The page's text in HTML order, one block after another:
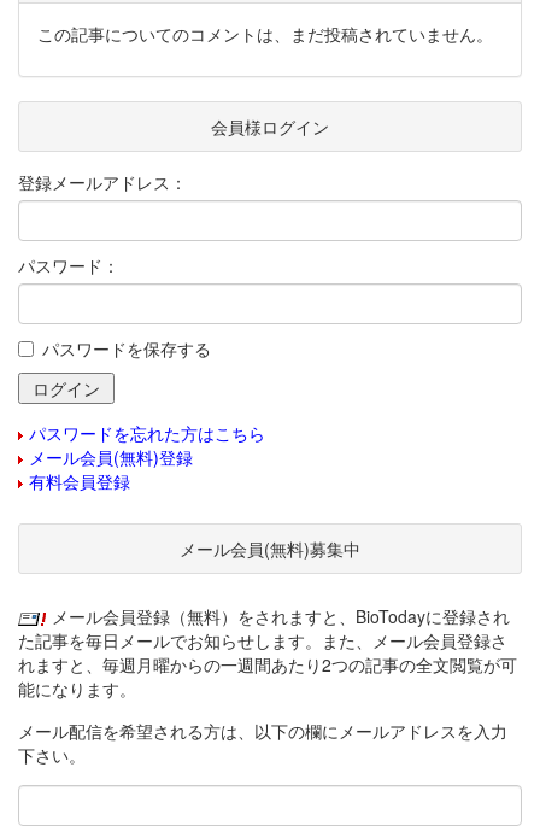
この記事についてのコメントは、まだ投稿されていません。
会員様ログイン
登録メールアドレス：
パスワード：
パスワードを保存する
パスワードを忘れた方はこちら
メール会員(無料)登録
有料会員登録
メール会員(無料)募集中
メール会員登録（無料）をされますと、BioTodayに登録され
た記事を毎日メールでお知らせします。また、メール会員登録さ
れますと、毎週月曜からの一週間あたり2つの記事の全文閲覧が可
能になります。
メール配信を希望される方は、以下の欄にメールアドレスを入力
下さい。